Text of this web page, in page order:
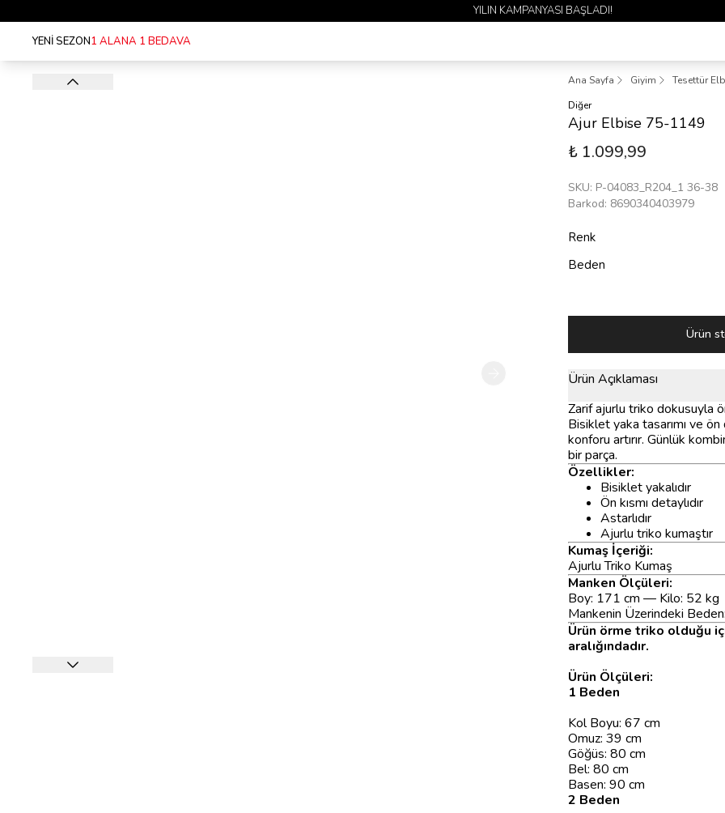
1 ALANA 1 BEDAVA YAYINDA 🎉
YENİ SEZON1 ALANA 1 BEDAVA
Ana Sayfa Giyim Tesettür
Diğer
Ajur Elbise 75-1149
₺ 1.099,99
SKU: P-04083_R204_1 36-38
Barkod: 8690340403979
Renk
Beden
Ürün
Ürün Açıklaması
Zarif ajurlu triko dokusuyla
Bisiklet yaka tasarımı ve
konforu artırır. Günlük
bir parça.
Özellikler:
Bisiklet yakalıdır
Ön kısmı detaylıdır
Astarlıdır
Ajurlu triko kumaştır
Kumaş İçeriği:
Ajurlu Triko Kumaş
Manken Ölçüleri:
Boy: 171 cm — Kilo: 52 kg
Mankenin Üzerindeki
Ürün örme triko olduğu
aralığındadır.
Ürün Ölçüleri:
1 Beden
Kol Boyu: 67 cm
Omuz: 39 cm
Göğüs: 80 cm
Bel: 80 cm
Basen: 90 cm
2 Beden